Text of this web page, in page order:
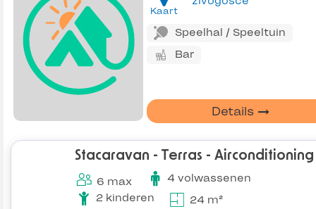
Kaart
Speelhal / Speeltuin
Bar
Details
Stacaravan - Terras - Airconditioning
6 max
4 volwassenen
2 kinderen
24 m²